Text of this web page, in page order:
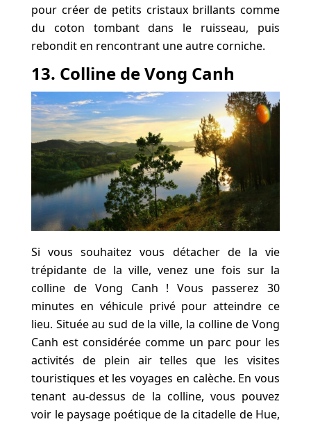
pour créer de petits cristaux brillants comme
du coton tombant dans le ruisseau, puis
rebondit en rencontrant une autre corniche.
13. Colline de Vong Canh
Si vous souhaitez vous détacher de la vie
trépidante de la ville, venez une fois sur la
colline de Vong Canh ! Vous passerez 30
minutes en véhicule privé pour atteindre ce
lieu. Située au sud de la ville, la colline de Vong
Canh est considérée comme un parc pour les
activités de plein air telles que les visites
touristiques et les voyages en calèche. En vous
tenant au-dessus de la colline, vous pouvez
voir le paysage poétique de la citadelle de Hue,